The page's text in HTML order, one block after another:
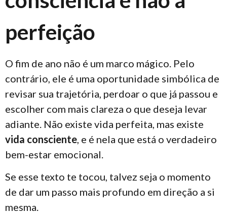
perfeição
O fim de ano não é um marco mágico. Pelo
contrário, ele é uma oportunidade simbólica de
revisar sua trajetória, perdoar o que já passou e
escolher com mais clareza o que deseja levar
adiante. Não existe vida perfeita, mas existe
vida consciente , e é nela que está o verdadeiro
bem-estar emocional.
Se esse texto te tocou, talvez seja o momento
de dar um passo mais profundo em direção a si
mesma.